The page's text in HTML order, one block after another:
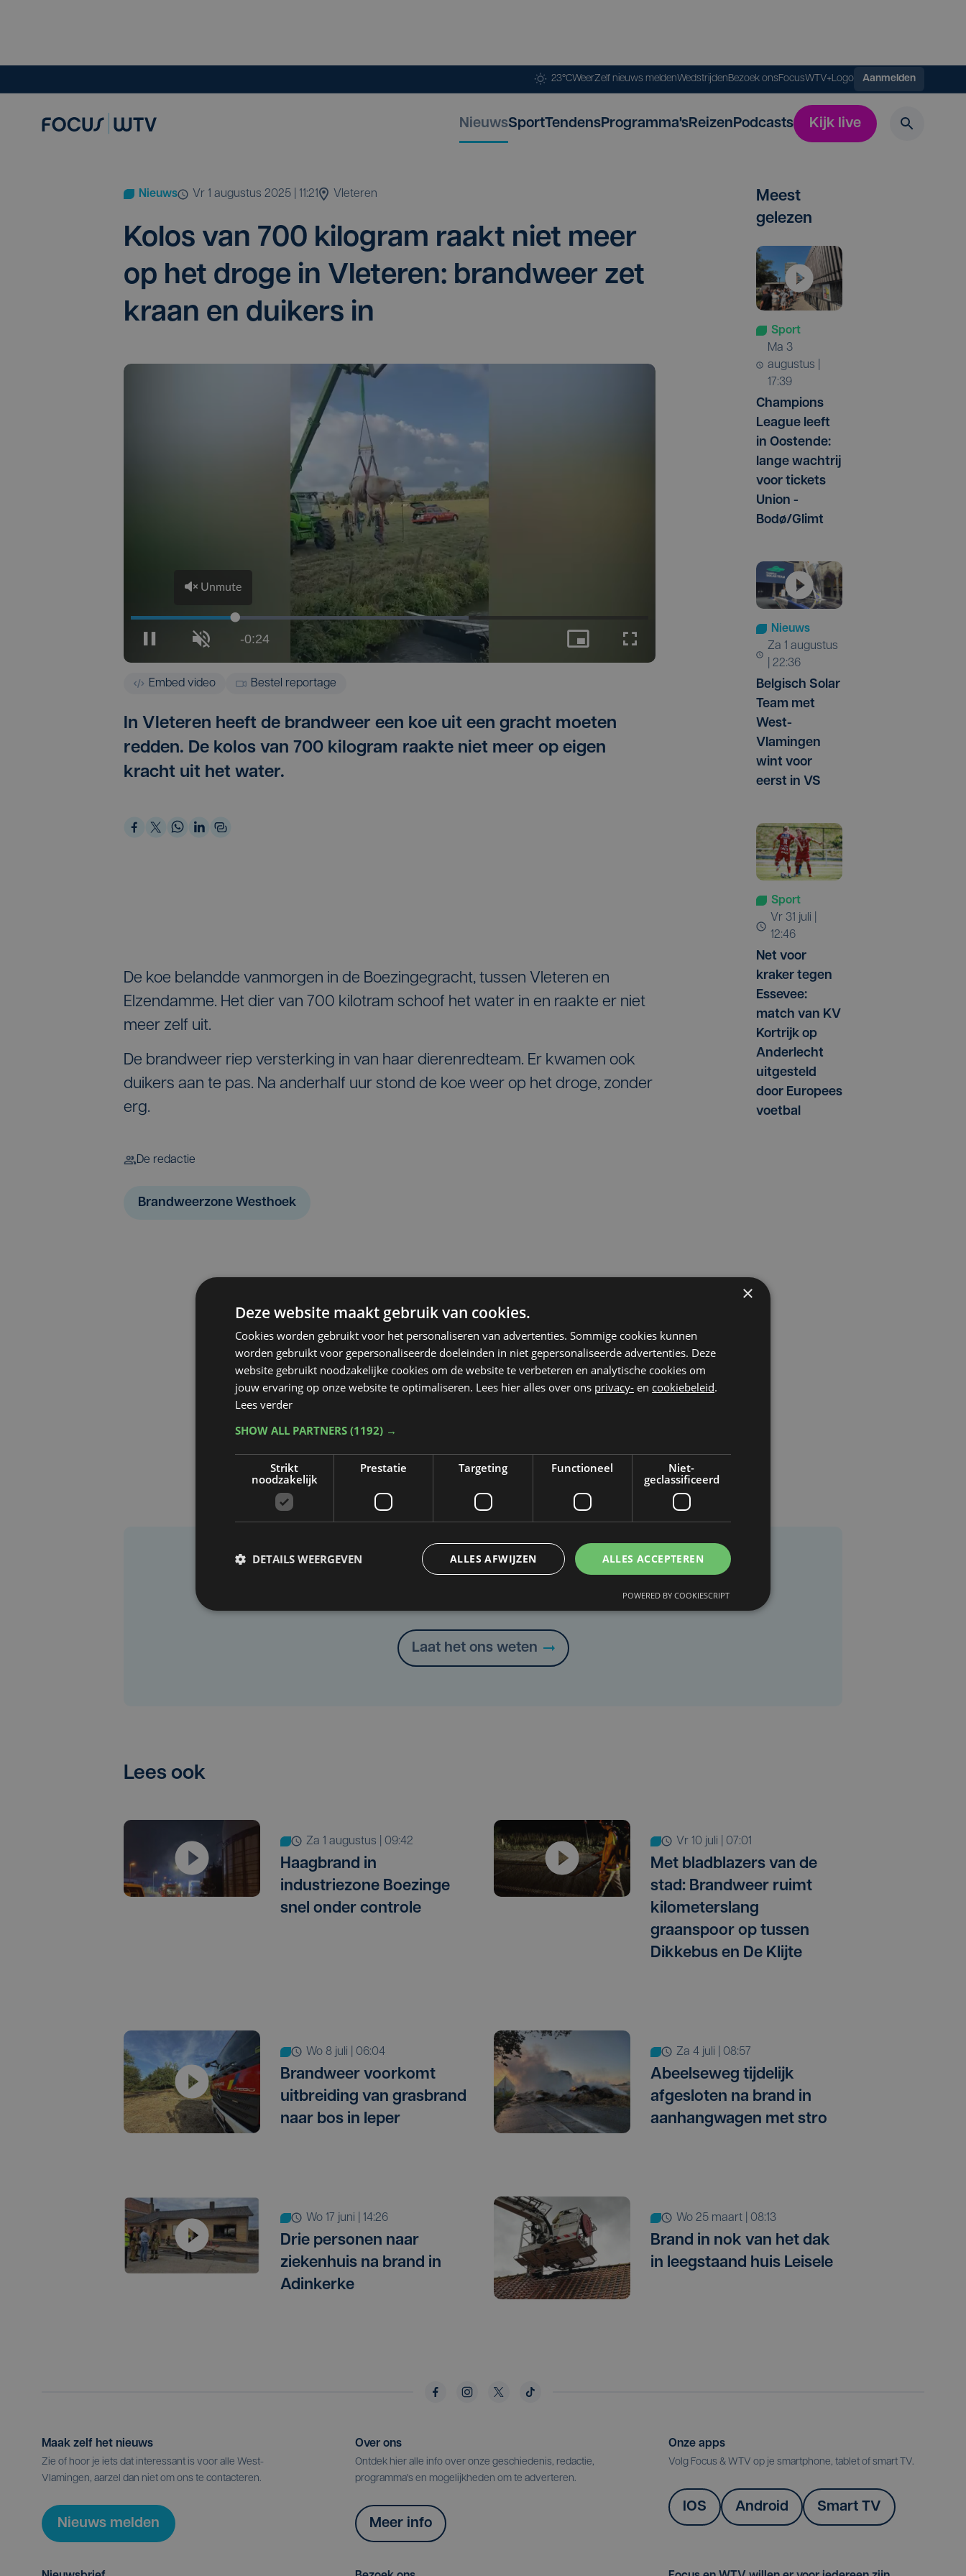
23°CWeerZelf nieuws meldenWedstrijdenBezoek onsFocusWTV+Logo Aanmelden
NieuwsSportTendensProgramma'sReizenPodcasts Kijk live
Nieuws vr 1 augustus 2025 | 11:21 Vleteren
Kolos van 700 kilo­gram raakt niet meer
op het dro­ge in Vle­te­ren: brand­weer zet
kraan en dui­kers in
Embed video Bestel reportage
In Vleteren heeft de brandweer een koe uit een gracht moeten
redden. De kolos van 700 kilogram raakte niet meer op eigen
kracht uit het water.
De koe belandde vanmorgen in de Boezingegracht, tussen Vleteren en
Elzendamme. Het dier van 700 kilotram schoof het water in en raakte er niet
meer zelf uit.
De brandweer riep versterking in van haar dierenredteam. Er kwamen ook
duikers aan te pas. Na anderhalf uur stond de koe weer op het droge, zonder
erg.
De redactie
Brandweerzone Westhoek
Meest
gelezen
Sport
ma 3
augustus |
17:39
Champions
League leeft
in Oostende:
lange wachtrij
voor tickets
Union -
Bodø/Glimt
Nieuws
za 1 augustus
| 22:36
Belgisch Solar
Team met
West-
Vlamingen
wint voor
eerst in VS
Sport
vr 31 juli |
12:46
Net voor
kraker tegen
Essevee:
match van KV
Kortrijk op
Anderlecht
uitgesteld
door Europees
voetbal
Taalfout opgemerkt?
Heb je een taal- of schrijffout opgemerkt in dit artikel?
Laat het ons weten
Lees ook
za 1 augustus | 09:42
Haagbrand in
industriezone Boezinge
snel onder controle
vr 10 juli | 07:01
Met bladblazers van de
stad: Brandweer ruimt
kilometerslang
graanspoor op tussen
Dikkebus en De Klijte
wo 8 juli | 06:04
Brandweer voorkomt
uitbreiding van grasbrand
naar bos in Ieper
za 4 juli | 08:57
Abeelseweg tijdelijk
afgesloten na brand in
aanhangwagen met stro
wo 17 juni | 14:26
Drie personen naar
ziekenhuis na brand in
Adinkerke
wo 25 maart | 08:13
Brand in nok van het dak
in leegstaand huis Leisele
Maak zelf het nieuws
Zie of hoor je iets dat interessant is voor alle West-
Vlamingen, aarzel dan niet om ons te contacteren.
Nieuws melden
Over ons
Ontdek hier alle info over onze geschiedenis, redactie,
programma's en mogelijkheden om te adverteren.
Meer info
Onze apps
Volg Focus & WTV op je smartphone, tablet of smart TV.
IOS Android Smart TV
×
Deze website maakt gebruik van cookies.
Cookies worden gebruikt voor het personaliseren van advertenties. Sommige cookies kunnen
worden gebruikt voor gepersonaliseerde doeleinden in niet gepersonaliseerde advertenties. Deze
website gebruikt noodzakelijke cookies om de website te verbeteren en analytische cookies om
jouw ervaring op onze website te optimaliseren. Lees hier alles over ons privacy- en cookiebeleid.
Lees verder
SHOW ALL PARTNERS (1192) →
Strikt
noodzakelijk
Prestatie Targeting Functioneel
Niet-
geclassificeerd
ALLES ACCEPTEREN
ALLES AFWIJZEN
DETAILS WEERGEVEN
POWERED BY COOKIESCRIPT